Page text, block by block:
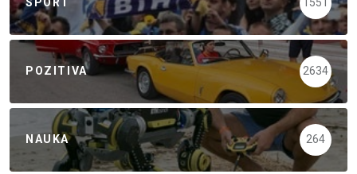
POZITIVA 2634
NAUKA 264